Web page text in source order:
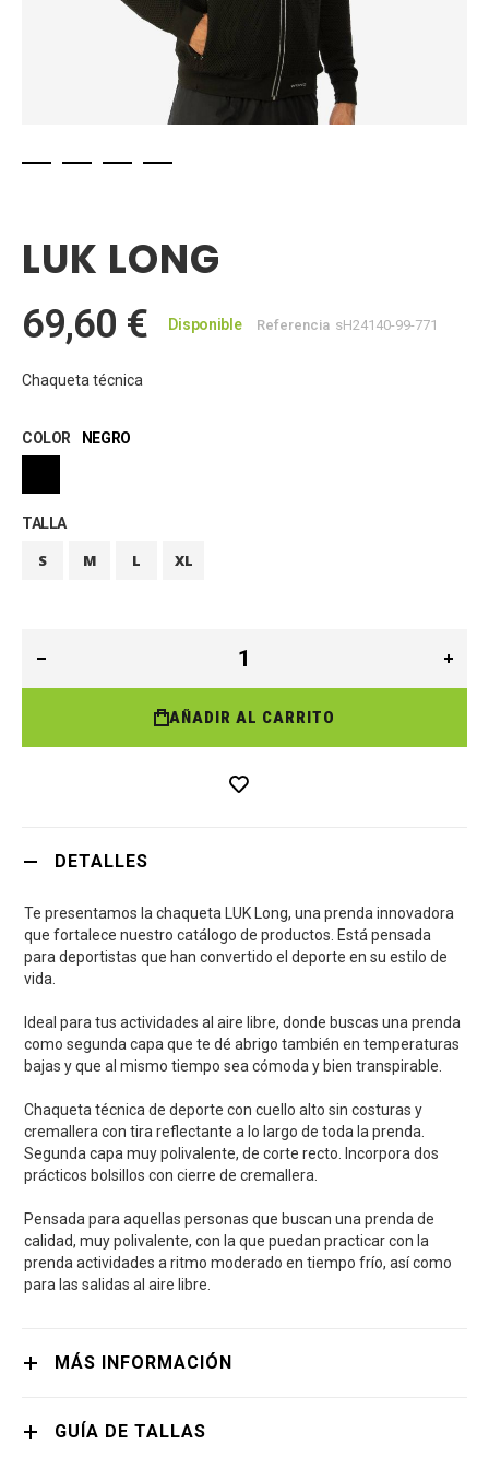
de
la
de
imágenes
LUK LONG
69,60 € Disponible Referencia sH24140-99-771
Chaqueta técnica
COLOR NEGRO
TALLA
S M L XL
AÑADIR AL CARRITO
DETALLES
Te presentamos la chaqueta LUK Long, una prenda innovadora
que fortalece nuestro catálogo de productos. Está pensada
para deportistas que han convertido el deporte en su estilo de
vida.
Ideal para tus actividades al aire libre, donde buscas una prenda
como segunda capa que te dé abrigo también en temperaturas
bajas y que al mismo tiempo sea cómoda y bien transpirable.
Chaqueta técnica de deporte con cuello alto sin costuras y
cremallera con tira reflectante a lo largo de toda la prenda.
Segunda capa muy polivalente, de corte recto. Incorpora dos
prácticos bolsillos con cierre de cremallera.
Pensada para aquellas personas que buscan una prenda de
calidad, muy polivalente, con la que puedan practicar con la
prenda actividades a ritmo moderado en tiempo frío, así como
para las salidas al aire libre.
MÁS INFORMACIÓN
GUÍA DE TALLAS